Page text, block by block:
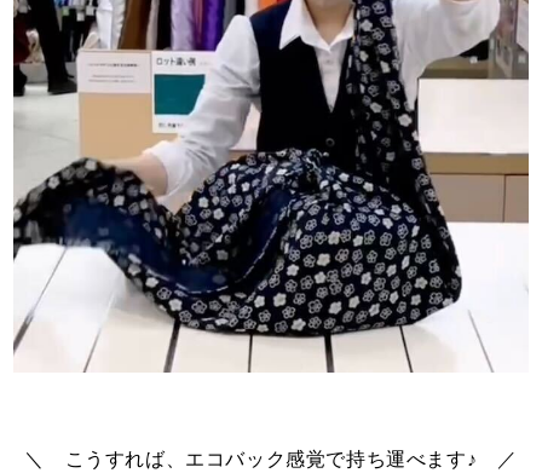
＼ こうすれば、エコバック感覚で持ち運べます♪ ／